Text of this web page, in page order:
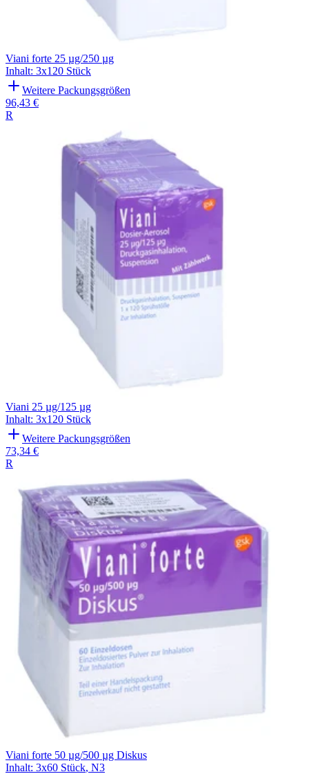
Viani forte 25 µg/250 µg
Inhalt: 3x120 Stück
Weitere Packungsgrößen
96,43 €
R
Viani 25 µg/125 µg
Inhalt: 3x120 Stück
Weitere Packungsgrößen
73,34 €
R
Viani forte 50 µg/500 µg Diskus
Inhalt: 3x60 Stück, N3